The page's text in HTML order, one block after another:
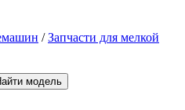
/Запчасти для мелкой